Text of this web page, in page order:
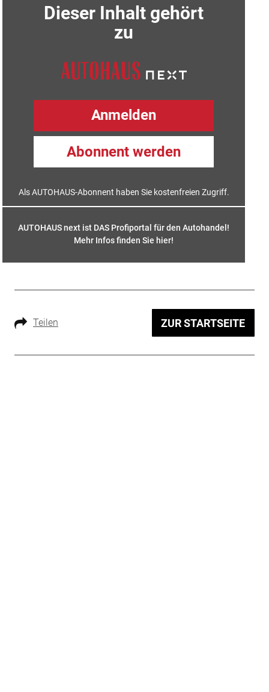
Dieser Inhalt gehört
zu
Anmelden
Abonnent werden
Als AUTOHAUS-Abonnent haben Sie kostenfreien Zugriff.
AUTOHAUS next ist DAS Profiportal für den Autohandel!
Mehr Infos finden Sie hier!
Teilen ZUR STARTSEITE